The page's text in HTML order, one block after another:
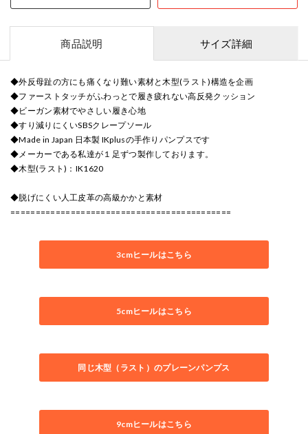
商品説明 サイズ詳細
◆外反母趾の方にも痛くなり難い素材と木型(ラスト)構造を企画
◆ファーストタッチがふわっとで履き疲れない高反発クッション
◆ビーガン素材でやさしい履き心地
◆すり減りにくいSBSクレープソール
◆Made in Japan 日本製 IKplusの手作りパンプスです
◆メーカーである私達が１足ずつ製作しております。
◆木型(ラスト)：IK1620
◆脱げにくい人工皮革の高級かかと素材
============================================
3cmヒールはこちら
5cmヒールはこちら
同じ木型（ラスト）のプレーンパンプス
9cmヒールはこちら